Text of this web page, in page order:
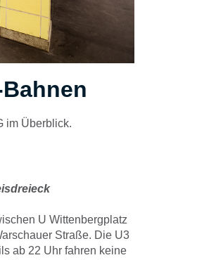
im Überblick.
U Wittenbergplatz
Straße. Die U3
ab 22 Uhr fahren keine